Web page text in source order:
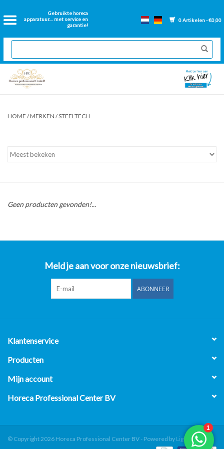
Gebruikte horeca
apparatuur.... met service en
garantie!
0 Artikelen - €0,00
Home
2dehands Horeca
Nieuwe apparatuur
Onderdelen bakwanden
Over ons
HOME /MERKEN /STEELTECH
Geen producten gevonden!...
Meld je aan voor onze nieuwsbrief:
ABONNEER
Klantenservice
Producten
Mijn account
Horeca Professional Center BV
© Copyright 2026 Horeca Professional Center BV - Powered by Lightspeed